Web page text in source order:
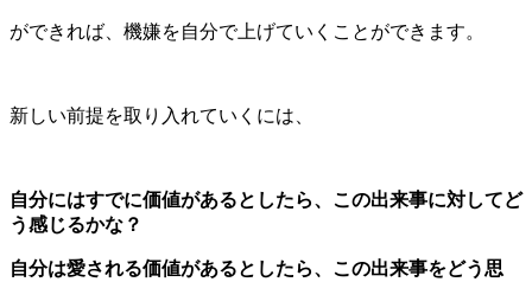
ができれば、機嫌を自分で上げていくことができます。
新しい前提を取り入れていくには、
自分にはすでに価値があるとしたら、この出来事に対してど
う感じるかな？
自分は愛される価値があるとしたら、この出来事をどう思